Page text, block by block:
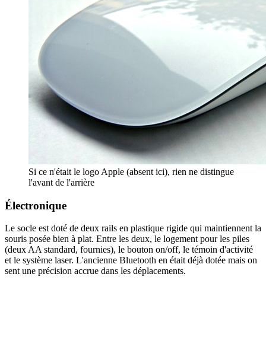
Si ce n'était le logo Apple (absent ici), rien ne distingue
l'avant de l'arrière
Électronique
Le socle est doté de deux rails en plastique rigide qui maintiennent la
souris posée bien à plat. Entre les deux, le logement pour les piles
(deux AA standard, fournies), le bouton on/off, le témoin d'activité
et le système laser. L'ancienne Bluetooth en était déjà dotée mais on
sent une précision accrue dans les déplacements.